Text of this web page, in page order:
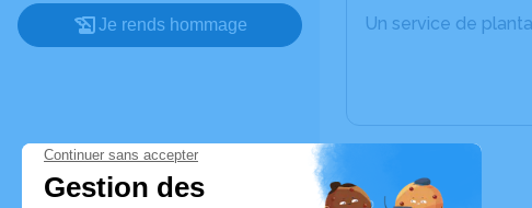
Je rends hommage Un service de